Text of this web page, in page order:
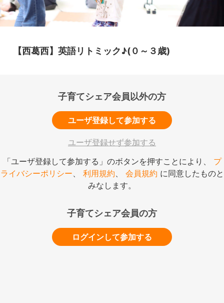
【西葛西】英語リトミック♪(０～３歳)
子育てシェア会員以外の方
ユーザ登録して参加する
ユーザ登録せず参加する
「ユーザ登録して参加する」のボタンを押すことにより、 プ
ライバシーポリシー、 利用規約、 会員規約 に同意したものと
みなします。
子育てシェア会員の方
ログインして参加する